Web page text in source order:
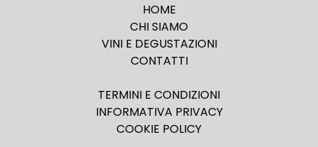
HOME
CHI SIAMO
VINI E DEGUSTAZIONI
CONTATTI
TERMINI E CONDIZIONI
INFORMATIVA PRIVACY
COOKIE POLICY